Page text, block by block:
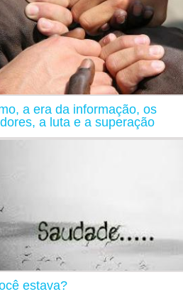
a era da informação, os
a luta e a superação
estava?